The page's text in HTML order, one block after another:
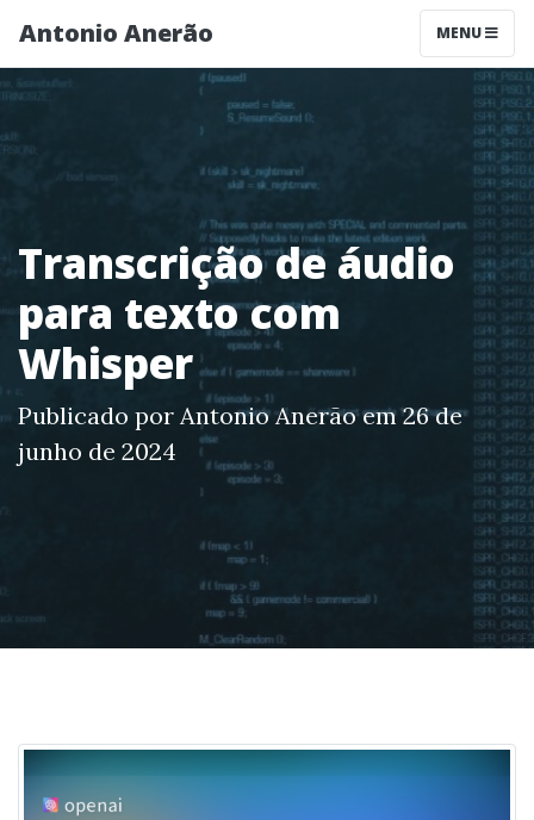
Antonio Anerão MENU
Transcrição de áudio
para texto com
Whisper
Publicado por Antonio Anerão em 26 de
junho de 2024